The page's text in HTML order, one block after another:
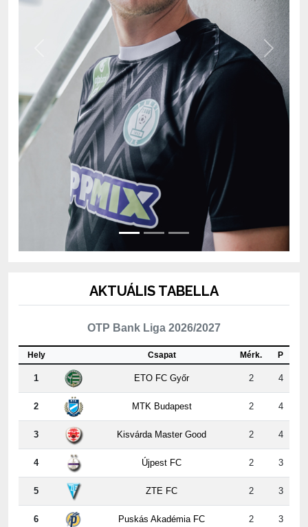
Next
OTP Bank Liga 2026/2027
Csapat
1 ETO FC Győr 2 4
2 MTK Budapest 2 4
3 Kisvárda Master Good 2 4
4 Újpest FC 2 3
5 ZTE FC 2 3
6 Puskás Akadémia FC 2 3
7 PAKSI FC 2 3